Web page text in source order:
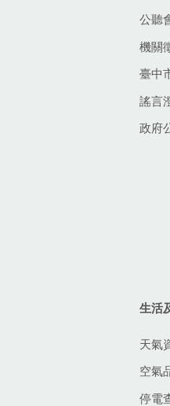
公聽
機關
臺中
謠言
政府
生活
天氣
空氣
停電